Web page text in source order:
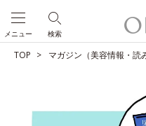
検索
メニュー
TOP マガジン（美容情報・読